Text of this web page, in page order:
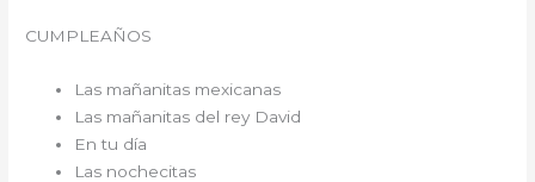
CUMPLEAÑOS
Las mañanitas mexicanas
Las mañanitas del rey David
En tu día
Las nochecitas